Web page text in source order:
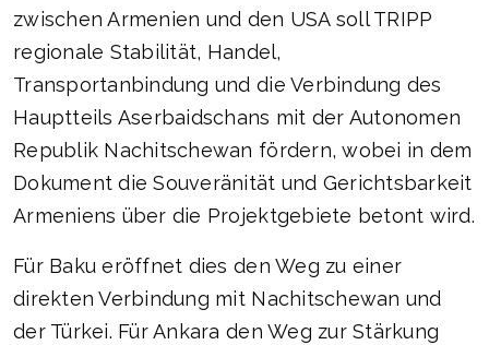
zwischen Armenien und den USA soll TRIPP
regionale Stabilität, Handel,
Transportanbindung und die Verbindung des
Hauptteils Aserbaidschans mit der Autonomen
Republik Nachitschewan fördern, wobei in dem
Dokument die Souveränität und Gerichtsbarkeit
Armeniens über die Projektgebiete betont wird.
Für Baku eröffnet dies den Weg zu einer
direkten Verbindung mit Nachitschewan und
der Türkei. Für Ankara den Weg zur Stärkung